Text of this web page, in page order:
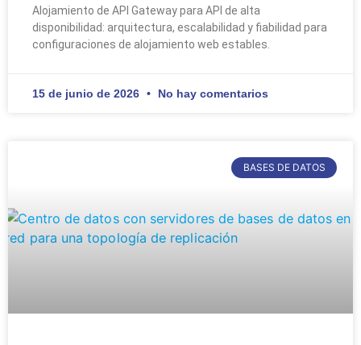
Alojamiento de API Gateway para API de alta
disponibilidad: arquitectura, escalabilidad y fiabilidad para
configuraciones de alojamiento web estables.
15 de junio de 2026 No hay comentarios
BASES DE DATOS